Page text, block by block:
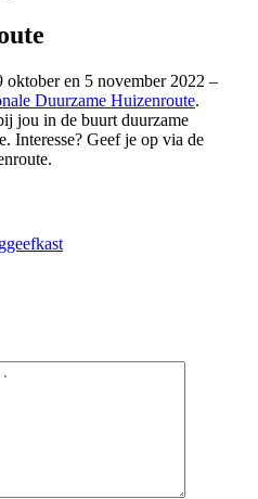
oktober en 5 november 2022 –
Duurzame Huizenroute.
jou in de buurt duurzame
Interesse? Geef je op via de